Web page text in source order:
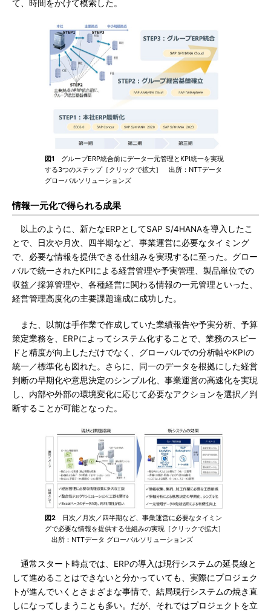
て、時間をかけて模索した。
図1 グループERP統合前にデータ一元管理とKPI統一を実現
する3つのステップ［クリックで拡大］ 出所：NTTデータ
グローバルソリューションズ
情報一元化で得られる成果
以上のように、新たなERPとしてSAP S/4HANAを導入したこ
とで、日次や月次、四半期など、事業運営に必要なタイミング
で、必要な情報を提供できる仕組みを実現するに至った。グロー
バルで統一されたKPIによる経営管理や予実管理、製品単位での
収益／採算管理や、各種経営に関わる情報の一元管理といった、
経営管理高度化の主要課題達成に成功した。
また、以前は手作業で作成していた業績報告や予実分析、予算
策定業務を、ERPによってシステム化することで、業務のスピー
ドと精度が向上しただけでなく、グローバルでの分析軸やKPIの
統一／標準化も図れた。さらに、同一のデータを根拠にした経営
判断の早期化や意思決定のシンプル化、事業運営の高速化を実現
し、内部や外部の環境変化に応じて必要なアクションを選択／判
断することが可能となった。
図2 日次／月次／四半期など、事業運営に必要なタイミン
グで必要な情報を提供する仕組みの実現［クリックで拡大］
出所：NTTデータ グローバルソリューションズ
通常スタート時点では、ERPの導入は現行システムの延長線と
して進めることはできないと分かっていても、実際にプロジェク
トが進んでいくとさまざまな事情で、結局現行システムの焼き直
しになってしまうことも多い。だが、それではプロジェクトを立